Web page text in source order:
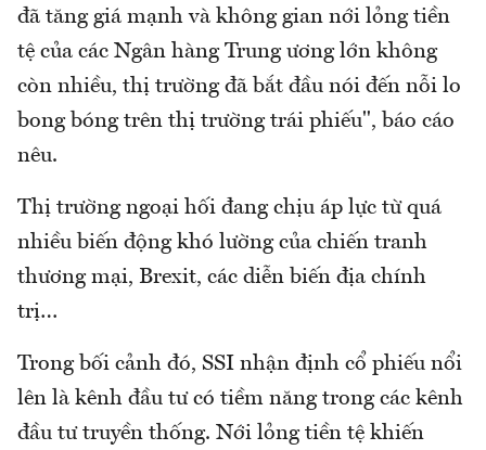
đã tăng giá mạnh và không gian nới lỏng tiền
tệ của các Ngân hàng Trung ương lớn không
còn nhiều, thị trường đã bắt đầu nói đến nỗi lo
bong bóng trên thị trường trái phiếu", báo cáo
nêu.
Thị trường ngoại hối đang chịu áp lực từ quá
nhiều biến động khó lường của chiến tranh
thương mại, Brexit, các diễn biến địa chính
trị…
Trong bối cảnh đó, SSI nhận định cổ phiếu nổi
lên là kênh đầu tư có tiềm năng trong các kênh
đầu tư truyền thống. Nới lỏng tiền tệ khiến